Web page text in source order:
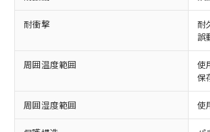
耐衝撃 耐
誤
周囲温度範囲
使
保
周囲湿度範囲 使
当社制御機器事業取扱商
本サービスの対象外とな
在庫状況および標準価格
記載している更新日時点
タに基づき作成されるも
覧された時点での実際の在
準価格とは異なる場合が
いたものが、含有品と判明した
むを得ず変更することがありま
六価クロム(Cr(Ⅵ)) 1000ppm以下、ポリ
類(PBB) 1000ppm以下、ポリ臭化ジフェ
(PBDE) 1000ppm以下、フタル酸ビス(2-
「×」：最大均質材料含有率が
基準値を超えていることを示し
「－」：未確認です。当社販売
い合わせください。
*中国RoHS10物質の基準値 (GB/T26572)
Pb(鉛) :1000ppm、 Hg(水銀) : 1000ppm
ム) : 100ppm、
Cr(Ⅵ)(六価クロム) : 1000ppm、 PBBs(
当社は、これら貴社製品
為替および外国貿易法に
（以下｢規制貨物等」とい
または国外への提供する
国政府の輸出許可(または
可)を取得するなどの必要